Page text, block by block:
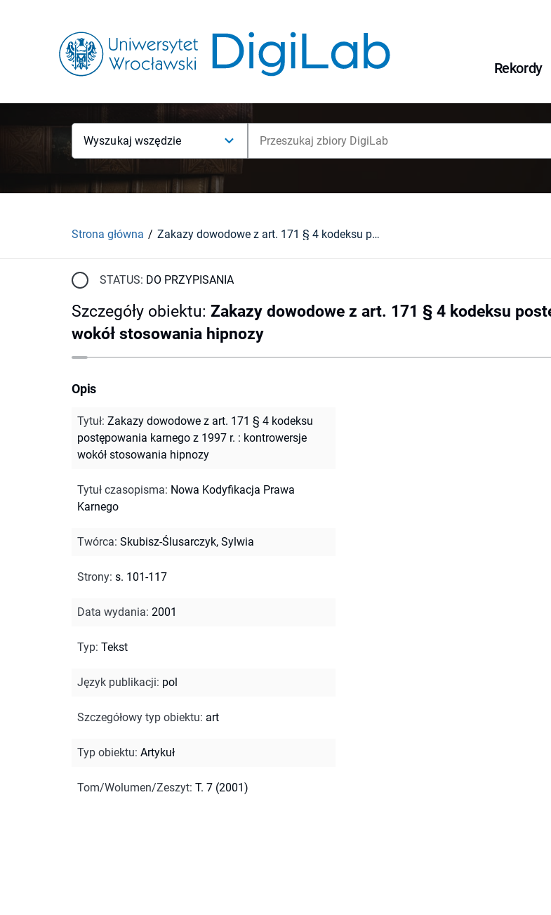
Rekordy
Wyszukaj wszędzie
Strona główna Zakazy dowodowe z art. 171 § 4 kodeksu postępowania karnego z 1997 r. : kontrowersje wokół stosowania hipnozy
STATUS: DO PRZYPISANIA
Szczegóły obiektu: Zakazy dowodowe z art. 171 § 4 kodeksu
wokół stosowania hipnozy
Opis
Tytuł: Zakazy dowodowe z art. 171 § 4 kodeksu
postępowania karnego z 1997 r. : kontrowersje
wokół stosowania hipnozy
Tytuł czasopisma: Nowa Kodyfikacja Prawa
Karnego
Twórca: Skubisz-Ślusarczyk, Sylwia
Strony: s. 101-117
Data wydania: 2001
Typ: Tekst
Język publikacji: pol
Szczegółowy typ obiektu: art
Typ obiektu: Artykuł
Tom/Wolumen/Zeszyt: T. 7 (2001)